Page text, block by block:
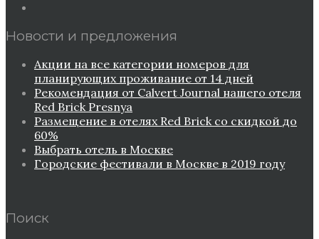
Новости и предложения
Акции на все категории номеров для
планирующих проживание от 14 дней
Рекомендация от Сalvert Journal нашего отеля
Red Brick Presnya
Размещение в отелях Red Brick со скидкой до
60%
Выбрать отель в Москве
Городские фестивали в Москве в 2019 году
Поиск